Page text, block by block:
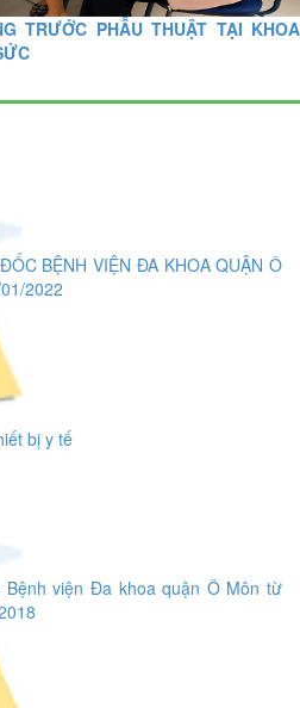
TRƯỚC PHẪU THUẬT TẠI KHOA
BỆNH VIỆN ĐA KHOA QUẬN Ô
2022
bị y tế
Bệnh viện Đa khoa quận Ô Môn từ